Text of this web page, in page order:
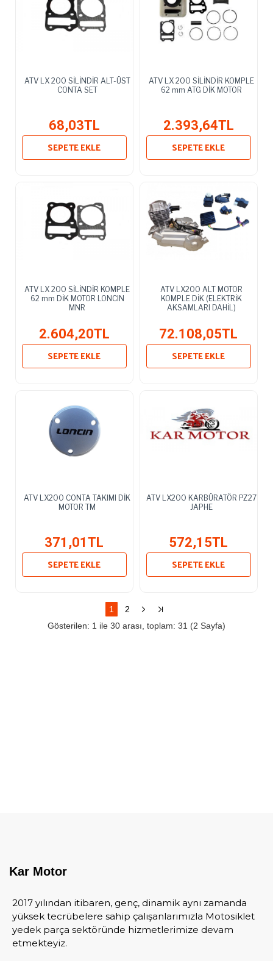
ATV LX 200 SİLİNDİR ALT-ÜST
CONTA SET
68,03TL
SEPETE EKLE
ATV LX 200 SİLİNDİR KOMPLE
62 mm ATG DİK MOTOR
2.393,64TL
SEPETE EKLE
ATV LX 200 SİLİNDİR KOMPLE
62 mm DİK MOTOR LONCIN
MNR
2.604,20TL
SEPETE EKLE
ATV LX200 ALT MOTOR
KOMPLE DİK (ELEKTRİK
AKSAMLARI DAHİL)
72.108,05TL
SEPETE EKLE
ATV LX200 CONTA TAKIMI DİK
MOTOR TM
371,01TL
SEPETE EKLE
ATV LX200 KARBÜRATÖR PZ27
JAPHE
572,15TL
SEPETE EKLE
1
2
Gösterilen: 1 ile 30 arası, toplam: 31 (2 Sayfa)
Kar Motor
2017 yılından itibaren, genç, dinamik aynı zamanda
yüksek tecrübelere sahip çalışanlarımızla Motosiklet
yedek parça sektöründe hizmetlerimize devam
etmekteyiz.